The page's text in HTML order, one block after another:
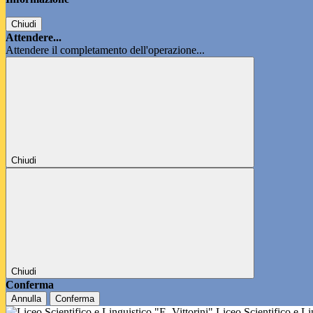
Chiudi
Attendere...
Attendere il completamento dell'operazione...
Chiudi
Chiudi
Conferma
Annulla Conferma